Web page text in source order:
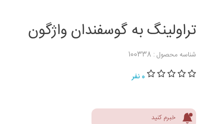
تراولینگ به گوسفندان واژگون
شناسه محصول : 100338
0 نفر
خبرم کنید